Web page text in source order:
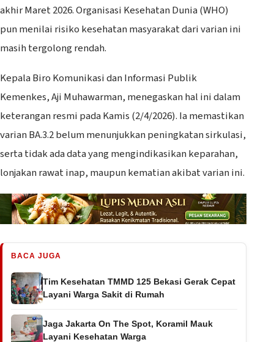
akhir Maret 2026. Organisasi Kesehatan Dunia (WHO)
pun menilai risiko kesehatan masyarakat dari varian ini
masih tergolong rendah.
‎Kepala Biro Komunikasi dan Informasi Publik
Kemenkes, Aji Muhawarman, menegaskan hal ini dalam
keterangan resmi pada Kamis (2/4/2026). Ia memastikan
varian BA.3.2 belum menunjukkan peningkatan sirkulasi,
serta tidak ada data yang mengindikasikan keparahan,
lonjakan rawat inap, maupun kematian akibat varian ini.
BACA JUGA
Tim Kesehatan TMMD 125 Bekasi Gerak Cepat
Layani Warga Sakit di Rumah
Jaga Jakarta On The Spot, Koramil Mauk
Layani Kesehatan Warga